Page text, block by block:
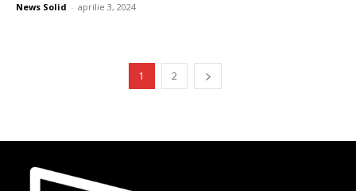
News Solid - aprilie 3, 2024
1 2